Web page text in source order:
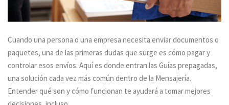
Cuando una persona o una empresa necesita enviar documentos o
paquetes, una de las primeras dudas que surge es cómo pagar y
controlar esos envíos. Aquí es donde entran las Guías prepagadas,
una solución cada vez más común dentro de la Mensajería.
Entender qué son y cómo funcionan te ayudará a tomar mejores